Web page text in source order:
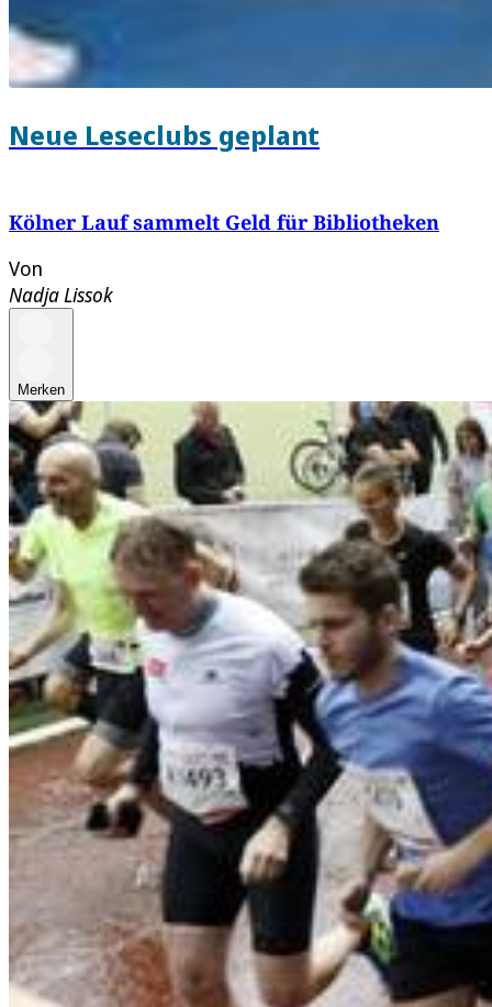
Neue Leseclubs geplant
Kölner Lauf sammelt Geld für Bibliotheken
Von
Nadja Lissok
Merken